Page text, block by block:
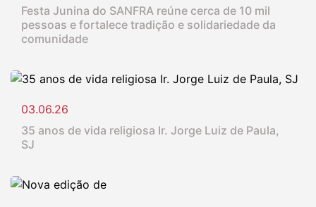
Festa Junina do SANFRA reúne cerca de 10 mil
pessoas e fortalece tradição e solidariedade da
comunidade
03.06.26
35 anos de vida religiosa Ir. Jorge Luiz de Paula,
SJ